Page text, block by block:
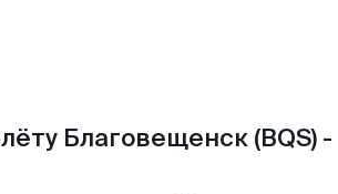
Благовещенск (BQS)